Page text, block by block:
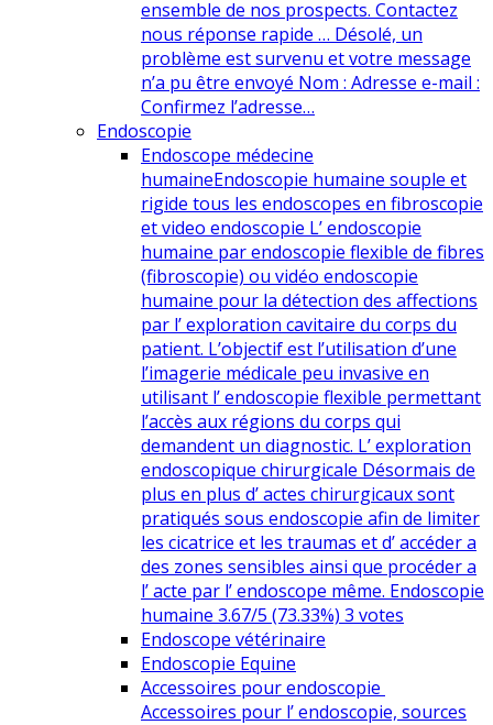
ensemble de nos prospects. Contactez
nous réponse rapide … Désolé, un
problème est survenu et votre message
n’a pu être envoyé Nom : Adresse e-mail :
Confirmez l’adresse…
Endoscopie
Endoscope médecine
humaineEndoscopie humaine souple et
rigide tous les endoscopes en fibroscopie
et video endoscopie L’ endoscopie
humaine par endoscopie flexible de fibres
(fibroscopie) ou vidéo endoscopie
humaine pour la détection des affections
par l’ exploration cavitaire du corps du
patient. L’objectif est l’utilisation d’une
l’imagerie médicale peu invasive en
utilisant l’ endoscopie flexible permettant
l’accès aux régions du corps qui
demandent un diagnostic. L’ exploration
endoscopique chirurgicale Désormais de
plus en plus d’ actes chirurgicaux sont
pratiqués sous endoscopie afin de limiter
les cicatrice et les traumas et d’ accéder a
des zones sensibles ainsi que procéder a
l’ acte par l’ endoscope même. Endoscopie
humaine 3.67/5 (73.33%) 3 votes
Endoscope vétérinaire
Endoscopie Equine
Accessoires pour endoscopie
Accessoires pour l’ endoscopie, sources